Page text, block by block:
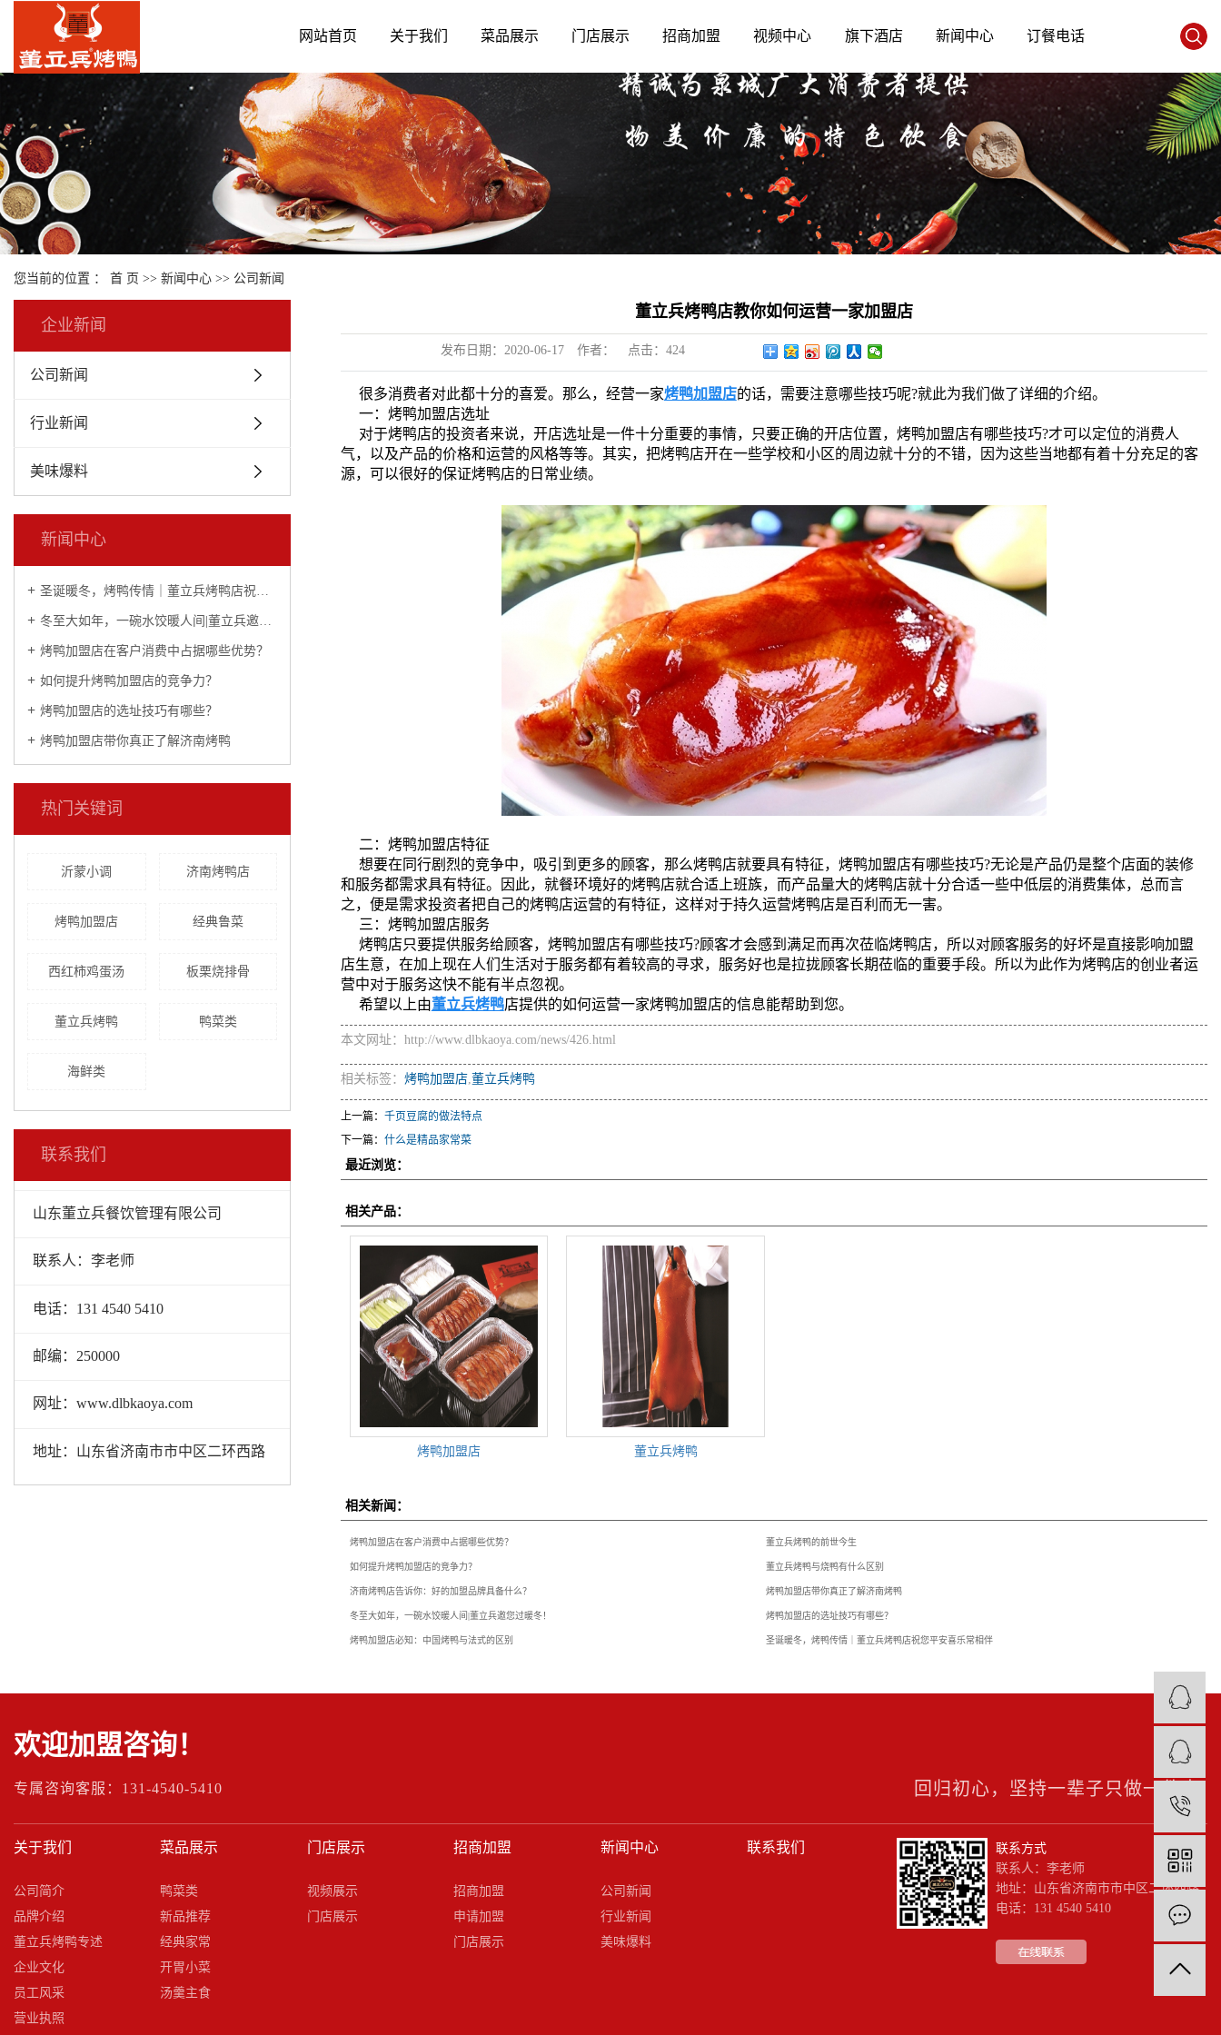
网站首页 关于我们 菜品展示 门店展示 招商加盟 视频中心 旗下酒店 新闻中心 订餐电话
您当前的位置 ： 首 页 >> 新闻中心 >> 公司新闻
企业新闻
公司新闻
行业新闻
美味爆料
新闻中心
圣诞暖冬，烤鸭传情｜董立兵烤鸭店祝您平安喜乐常相伴
冬至大如年，一碗水饺暖人间|董立兵邀您过暖冬！
烤鸭加盟店在客户消费中占据哪些优势？
如何提升烤鸭加盟店的竞争力？
烤鸭加盟店的选址技巧有哪些？
烤鸭加盟店带你真正了解济南烤鸭
热门关键词
沂蒙小调 济南烤鸭店
烤鸭加盟店 经典鲁菜
西红柿鸡蛋汤 板栗烧排骨
董立兵烤鸭 鸭菜类
海鲜类
联系我们
山东董立兵餐饮管理有限公司
联系人：李老师
电话：131 4540 5410
邮编：250000
网址：www.dlbkaoya.com
地址：山东省济南市市中区二环西路
董立兵烤鸭店教你如何运营一家加盟店
发布日期： 2020-06-17 作者： 点击：424
很多消费者对此都十分的喜爱。那么，经营一家烤鸭加盟店的话，需要注意哪些技巧呢?就此为我们做了详细的介绍。
一：烤鸭加盟店选址
对于烤鸭店的投资者来说，开店选址是一件十分重要的事情，只要正确的开店位置，烤鸭加盟店有哪些技巧?才可以定位的消费人
气，以及产品的价格和运营的风格等等。其实，把烤鸭店开在一些学校和小区的周边就十分的不错，因为这些当地都有着十分充足的客
源，可以很好的保证烤鸭店的日常业绩。
二：烤鸭加盟店特征
想要在同行剧烈的竞争中，吸引到更多的顾客，那么烤鸭店就要具有特征，烤鸭加盟店有哪些技巧?无论是产品仍是整个店面的装修
和服务都需求具有特征。因此，就餐环境好的烤鸭店就合适上班族，而产品量大的烤鸭店就十分合适一些中低层的消费集体，总而言
之，便是需求投资者把自己的烤鸭店运营的有特征，这样对于持久运营烤鸭店是百利而无一害。
三：烤鸭加盟店服务
烤鸭店只要提供服务给顾客，烤鸭加盟店有哪些技巧?顾客才会感到满足而再次莅临烤鸭店，所以对顾客服务的好坏是直接影响加盟
店生意，在加上现在人们生活对于服务都有着较高的寻求，服务好也是拉拢顾客长期莅临的重要手段。所以为此作为烤鸭店的创业者运
营中对于服务这快不能有半点忽视。
希望以上由董立兵烤鸭店提供的如何运营一家烤鸭加盟店的信息能帮助到您。
本文网址：http://www.dlbkaoya.com/news/426.html
相关标签： 烤鸭加盟店, 董立兵烤鸭
上一篇： 千页豆腐的做法特点
下一篇： 什么是精品家常菜
最近浏览：
相关产品：
烤鸭加盟店 董立兵烤鸭
相关新闻：
烤鸭加盟店在客户消费中占据哪些优势？ 董立兵烤鸭的前世今生
如何提升烤鸭加盟店的竞争力？ 董立兵烤鸭与烧鸭有什么区别
济南烤鸭店告诉你：好的加盟品牌具备什么？ 烤鸭加盟店带你真正了解济南烤鸭
冬至大如年，一碗水饺暖人间|董立兵邀您过暖冬！ 烤鸭加盟店的选址技巧有哪些？
烤鸭加盟店必知：中国烤鸭与法式的区别 圣诞暖冬，烤鸭传情｜董立兵烤鸭店祝您平安喜乐常相伴
欢迎加盟咨询！
专属咨询客服：131-4540-5410 回归初心，坚持一辈子只做一件事!
关于我们
公司简介
品牌介绍
董立兵烤鸭专述
企业文化
员工风采
营业执照
菜品展示
鸭菜类
新品推荐
经典家常
开胃小菜
汤羹主食
门店展示
视频展示
门店展示
招商加盟
招商加盟
申请加盟
门店展示
新闻中心
公司新闻
行业新闻
美味爆料
联系我们
联系方式
联系人：李老师
地址：山东省济南市市中区二环西路
电话：131 4540 5410